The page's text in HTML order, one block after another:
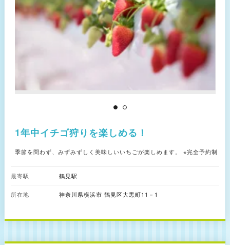
1年中イチゴ狩りを楽しめる！
季節を問わず、みずみずしく美味しいいちごが楽しめます。 ※完全予約制
最寄駅 鶴見駅
所在地 神奈川県横浜市 鶴見区大黒町11－1